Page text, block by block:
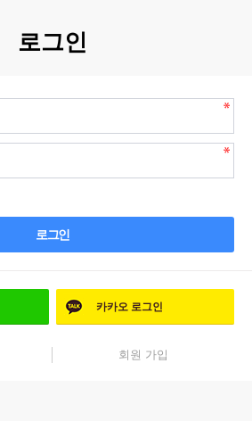
로그인
로그인
카카오 로그인
회원 가입